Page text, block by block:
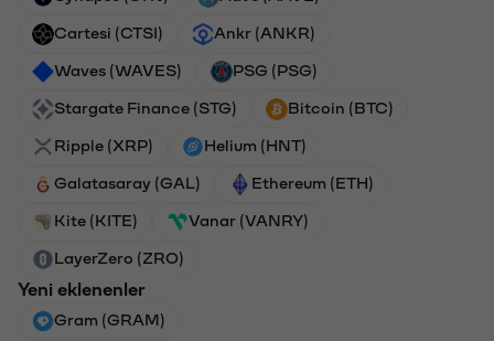
Cartesi (CTSI) Ankr (ANKR)
Waves (WAVES) PSG (PSG)
Stargate Finance (STG) Bitcoin (BTC)
Ripple (XRP) Helium (HNT)
Galatasaray (GAL) Ethereum (ETH)
Kite (KITE) Vanar (VANRY)
LayerZero (ZRO)
Yeni eklenenler
Gram (GRAM)